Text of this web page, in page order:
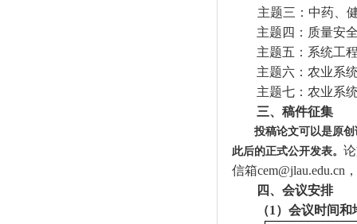
主题三：中药、
主题四：质量安
主题五：系统工
主题六：农业系
主题七：农业系
三、稿件征集
投稿论文可以是原
此后的正式公开发表。
信箱cem@jlau.edu.cn
四、会议安排
（1 ）会议时间和